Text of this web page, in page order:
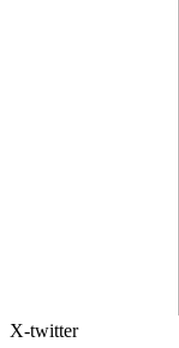
X-twitter